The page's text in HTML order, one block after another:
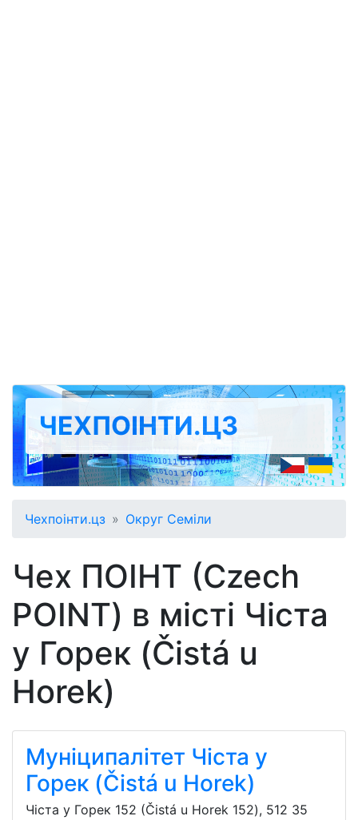
ЧЕХПОІНТИ.ЦЗ
Чехпоінти.цз Округ Семіли
Чех ПОІНТ (Czech
POINT) в місті Чіста
у Горек (Čistá u
Horek)
Муніципалітет Чіста у
Горек (Čistá u Horek)
Чіста у Горек 152 (Čistá u Horek 152), 512 35